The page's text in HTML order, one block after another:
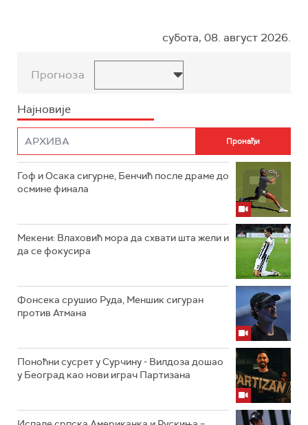
субота, 08. август 2026.
Прогноза
Најновије
Гоф и Осака сигурне, Бенчић после драме до
осмине финала
Мекени: Влаховић мора да схвати шта жели и
да се фокусира
Фонсека срушио Руда, Меншик сигуран
против Атмана
Поноћни сусрет у Сурчину - Вилдоза дошао
у Београд као нови играч Партизана